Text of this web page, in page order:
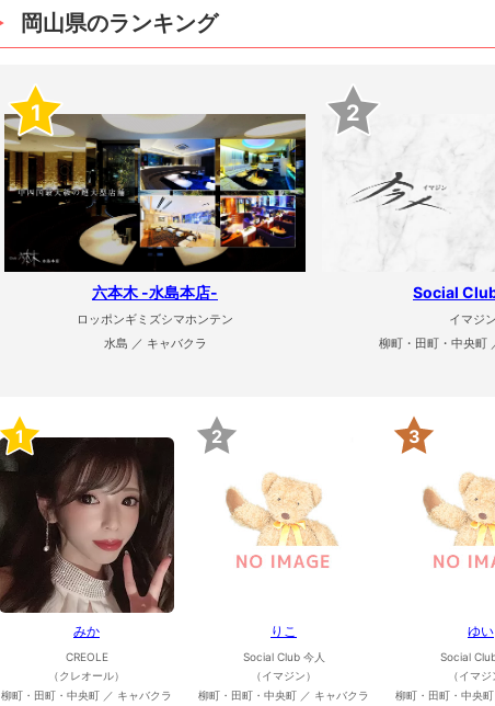
岡山県のランキング
1
六本木 -水島本店-
ロッポンギミズシマホンテン
水島 ／ キャバクラ
2
Social
イマジン
柳町・田町・中央町
1
みか
CREOLE
（クレオール）
柳町・田町・中央町 ／ キャバクラ
2
りこ
Social Club 今人
（イマジン）
柳町・田町・中央町 ／ キャバクラ
3
ゆい
Social
（イマジ
柳町・田町・中央